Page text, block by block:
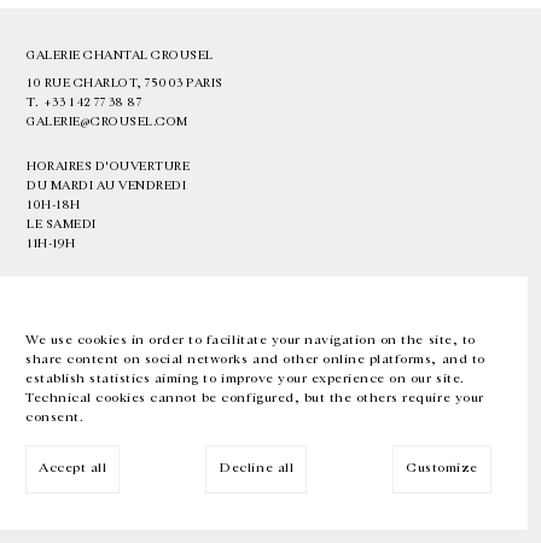
We use cookies in order to facilitate your navigation on the site, to
share content on social networks and other online platforms, and to
establish statistics aiming to improve your experience on our site.
Technical cookies cannot be configured, but the others require your
consent.
Accept all Decline all Customize
GALERIE CHANTAL CROUSEL
10 RUE CHARLOT, 75003 PARIS
T. +33 1 42 77 38 87
GALERIE@CROUSEL.COM
HORAIRES D'OUVERTURE
DU MARDI AU VENDREDI
10H-18H
LE SAMEDI
11H-19H
EN FR 中文 Facebook Instagram
Inscrivez-vous à notre newsletter